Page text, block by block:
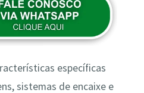
específicas
sistemas de encaixe e